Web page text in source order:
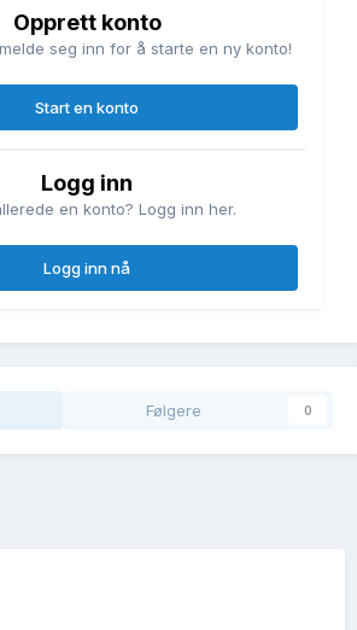
Opprett konto
seg inn for å starte en ny konto!
Start en konto
Logg inn
en konto? Logg inn her.
Logg inn nå
Følgere 0